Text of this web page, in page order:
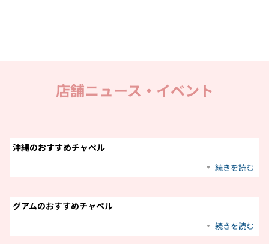
店舗ニュース・イベント
沖縄のおすすめチャペル
続きを読む
グアムのおすすめチャペル
続きを読む